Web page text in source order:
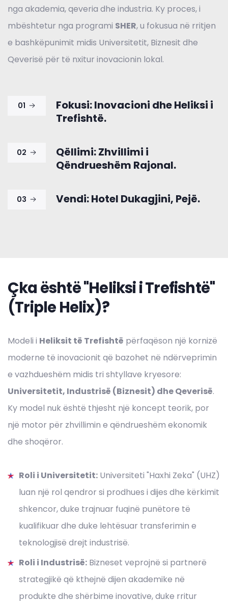
nga akademia, qeveria dhe industria. Ky proces, i
mbështetur nga programi SHER, u fokusua në rritjen
e bashkëpunimit midis Universitetit, Biznesit dhe
Qeverisë për të nxitur inovacionin lokal.
01
Fokusi: Inovacioni dhe Heliksi i
Trefishtë.
02
Qëllimi: Zhvillimi i
Qëndrueshëm Rajonal.
03 Vendi: Hotel Dukagjini, Pejë.
Çka është "Heliksi i Trefishtë"
(Triple Helix)?
Modeli i Heliksit të Trefishtë përfaqëson një kornizë
moderne të inovacionit që bazohet në ndërveprimin
e vazhdueshëm midis tri shtyllave kryesore:
Universitetit, Industrisë (Biznesit) dhe Qeverisë.
Ky model nuk është thjesht një koncept teorik, por
një motor për zhvillimin e qëndrueshëm ekonomik
dhe shoqëror.
Roli i Universitetit: Universiteti "Haxhi Zeka" (UHZ)
luan një rol qendror si prodhues i dijes dhe kërkimit
shkencor, duke trajnuar fuqinë punëtore të
kualifikuar dhe duke lehtësuar transferimin e
teknologjisë drejt industrisë.
Roli i Industrisë: Bizneset veprojnë si partnerë
strategjikë që kthejnë dijen akademike në
produkte dhe shërbime inovative, duke rritur